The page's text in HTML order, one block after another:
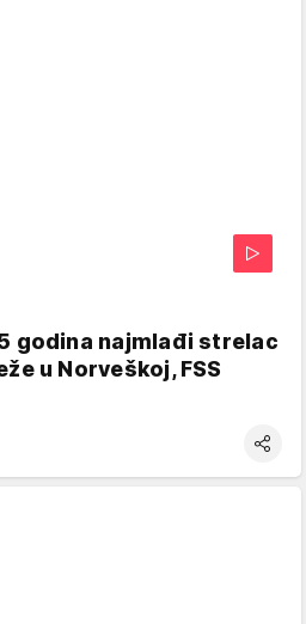
godina najmlađi strelac
u Norveškoj, FSS